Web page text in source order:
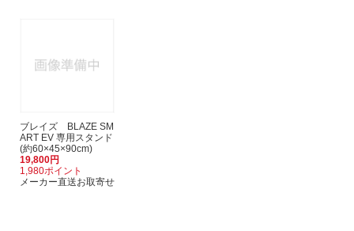
ブレイズ BLAZE SM
ART EV 専用スタンド
(約60×45×90cm)
19,800円
1,980ポイント
メーカー直送お取寄せ